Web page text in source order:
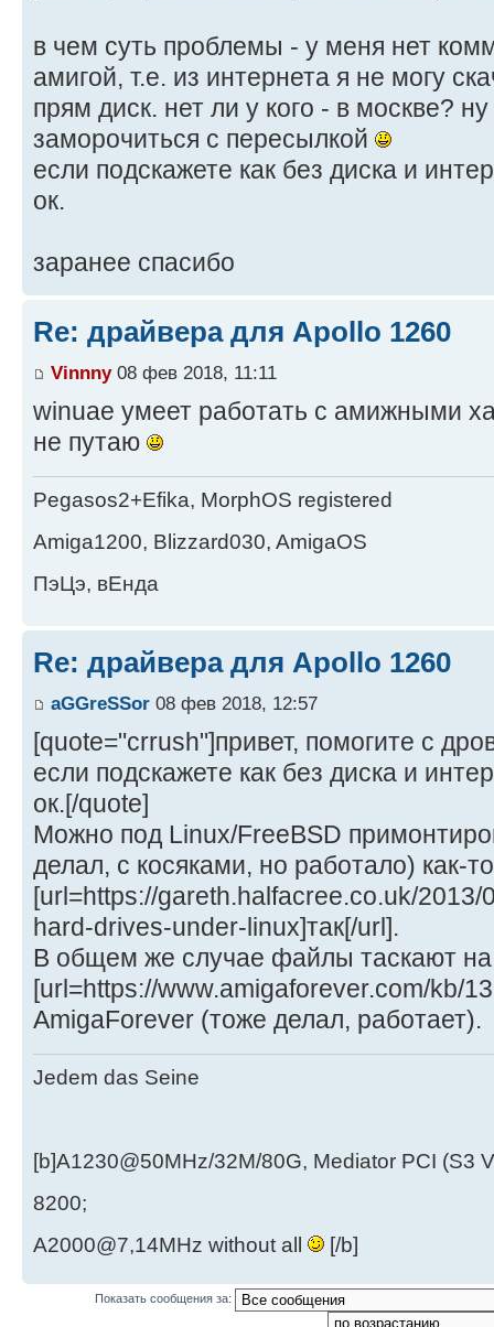
в чем суть проблемы - у меня нет
амигой, т.е. из интернета я не могу
прям диск. нет ли у кого - в москве?
заморочиться с пересылкой
если подскажете как без диска и
ок.
заранее спасибо
Re: драйвера для Apollo 1260
Vinnny08 фев 2018, 11:11
winuae умеет работать с амижными
не путаю
Pegasos2+Efika, MorphOS registered
Amiga1200, Blizzard030, AmigaOS
ПэЦэ, вЕнда
Re: драйвера для Apollo 1260
aGGreSSor 08 фев 2018, 12:57
[quote="crrush"]привет, помогите с
если подскажете как без диска и
ок.[/quote]
Можно под Linux/FreeBSD
делал, с косяками, но работало) как-то
[url=https://gareth.halfacree.co.uk/
hard-drives-under-linux]так[/url].
В общем же случае файлы таскают
[url=https://www.amigaforever.com/kb/
AmigaForever (тоже делал, работает).
Jedem das Seine
[b]A1230@50MHz/32M/80G, Mediator PCI (S3
8200;
A2000@7,14MHz without all
[/b]
Показать сообщения за: